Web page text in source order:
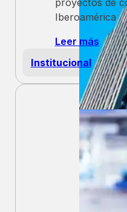
FIDEC
mejorar la
proyectos de
Iberoamérica
Leer más
Institucional